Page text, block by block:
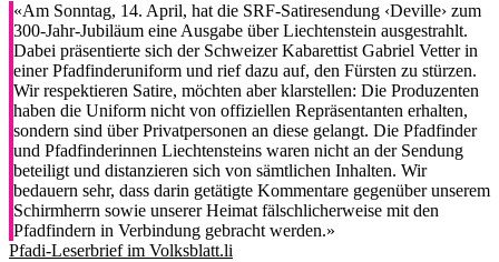
«Am Sonntag, 14. April, hat die SRF-Satiresendung ‹Deville› zum
300-Jahr-Jubiläum eine Ausgabe über Liechtenstein ausgestrahlt.
Dabei präsentierte sich der Schweizer Kabarettist Gabriel Vetter in
einer Pfadfinderuniform und rief dazu auf, den Fürsten zu stürzen.
Wir respektieren Satire, möchten aber klarstellen: Die Produzenten
haben die Uniform nicht von offiziellen Repräsentanten erhalten,
sondern sind über Privatpersonen an diese gelangt. Die Pfadfinder
und Pfadfinderinnen Liechtensteins waren nicht an der Sendung
beteiligt und distanzieren sich von sämtlichen Inhalten. Wir
bedauern sehr, dass darin getätigte Kommentare gegenüber unserem
Schirmherrn sowie unserer Heimat fälschlicherweise mit den
Pfadfindern in Verbindung gebracht werden.»
Pfadi-Leserbrief im Volksblatt.li